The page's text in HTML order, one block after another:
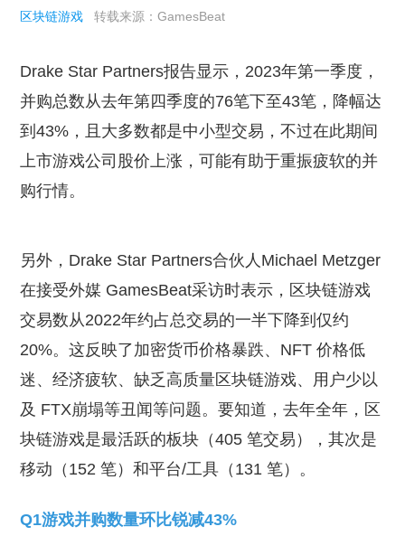
区块链游戏 转载来源：GamesBeat
Drake Star Partners报告显示，2023年第一季度，
并购总数从去年第四季度的76笔下至43笔，降幅达
到43%，且大多数都是中小型交易，不过在此期间
上市游戏公司股价上涨，可能有助于重振疲软的并
购行情。
另外，Drake Star Partners合伙人Michael Metzger
在接受外媒 GamesBeat采访时表示，区块链游戏
交易数从2022年约占总交易的一半下降到仅约
20%。这反映了加密货币价格暴跌、NFT 价格低
迷、经济疲软、缺乏高质量区块链游戏、用户少以
及 FTX崩塌等丑闻等问题。要知道，去年全年，区
块链游戏是最活跃的板块（405 笔交易），其次是
移动（152 笔）和平台/工具（131 笔）。
Q1游戏并购数量环比锐减43%